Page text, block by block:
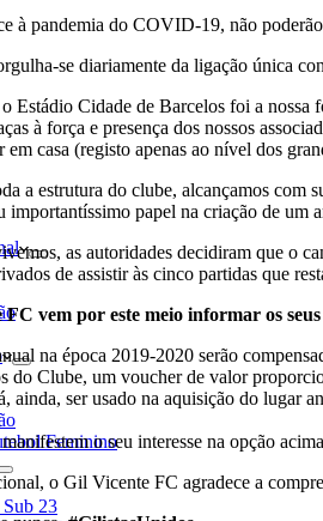
Feminino
23
à pandemia do COVID-19, não
se diariamente da ligação única
Estádio Cidade de Barcelos foi a
à força e presença dos nossos
casa (registo apenas ao nível dos
a estrutura do clube, alcançamos com
papel na criação de um
as autoridades decidiram que o
de assistir às cinco partidas que
vem por este meio informar os seus
na época 2019-2020 serão
do Clube, um voucher de valor
ainda, ser usado na aquisição do lugar
o seu interesse na opção
o Gil Vicente FC agradece a